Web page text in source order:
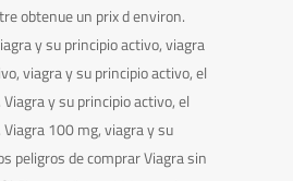
obtenue un prix d environ.
y su principio activo, viagra
viagra y su principio activo, el
y su principio activo, el
100 mg, viagra y su
peligros de comprar Viagra sin